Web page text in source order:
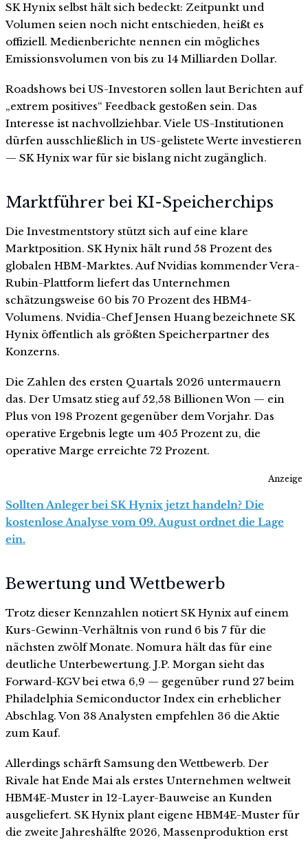
SK Hynix selbst hält sich bedeckt: Zeitpunkt und
Volumen seien noch nicht entschieden, heißt es
offiziell. Medienberichte nennen ein mögliches
Emissionsvolumen von bis zu 14 Milliarden Dollar.
Roadshows bei US-Investoren sollen laut Berichten auf
„extrem positives“ Feedback gestoßen sein. Das
Interesse ist nachvollziehbar. Viele US-Institutionen
dürfen ausschließlich in US-gelistete Werte investieren
— SK Hynix war für sie bislang nicht zugänglich.
Marktführer bei KI-Speicherchips
Die Investmentstory stützt sich auf eine klare
Marktposition. SK Hynix hält rund 58 Prozent des
globalen HBM-Marktes. Auf Nvidias kommender Vera-
Rubin-Plattform liefert das Unternehmen
schätzungsweise 60 bis 70 Prozent des HBM4-
Volumens. Nvidia-Chef Jensen Huang bezeichnete SK
Hynix öffentlich als größten Speicherpartner des
Konzerns.
Die Zahlen des ersten Quartals 2026 untermauern
das. Der Umsatz stieg auf 52,58 Billionen Won — ein
Plus von 198 Prozent gegenüber dem Vorjahr. Das
operative Ergebnis legte um 405 Prozent zu, die
operative Marge erreichte 72 Prozent.
Anzeige
Sollten Anleger bei SK Hynix jetzt handeln? Die
kostenlose Analyse vom 09. August ordnet die Lage
ein.
Bewertung und Wettbewerb
Trotz dieser Kennzahlen notiert SK Hynix auf einem
Kurs-Gewinn-Verhältnis von rund 6 bis 7 für die
nächsten zwölf Monate. Nomura hält das für eine
deutliche Unterbewertung. J.P. Morgan sieht das
Forward-KGV bei etwa 6,9 — gegenüber rund 27 beim
Philadelphia Semiconductor Index ein erheblicher
Abschlag. Von 38 Analysten empfehlen 36 die Aktie
zum Kauf.
Allerdings schärft Samsung den Wettbewerb. Der
Rivale hat Ende Mai als erstes Unternehmen weltweit
HBM4E-Muster in 12-Layer-Bauweise an Kunden
ausgeliefert. SK Hynix plant eigene HBM4E-Muster für
die zweite Jahreshälfte 2026, Massenproduktion erst